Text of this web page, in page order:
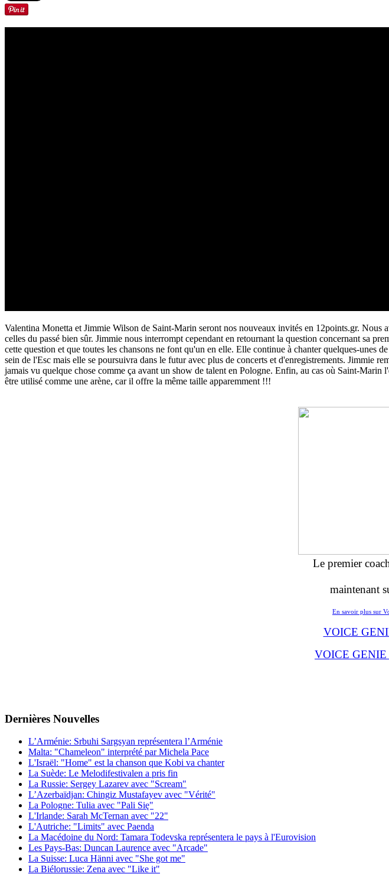
Valentina Monetta et Jimmie Wilson de Saint-Marin seront nos nouveaux invités en 12points.gr. Nous
celles du passé bien sûr. Jimmie nous interrompt cependant en retournant la question concernant sa
cette question et que toutes les chansons ne font qu'un en elle. Elle continue à chanter quelques-unes
sein de l'Esc mais elle se poursuivra dans le futur avec plus de concerts et d'enregistrements. Jimmie
jamais vu quelque chose comme ça avant un show de talent en Pologne. Enfin, au cas où Saint-
être utilisé comme une arène, car il offre la même taille apparemment !!!
Le premier
maintenant
En savoir plus sur
VOICE
VOICE
Dernières Νouvelles
L’Arménie: Srbuhi Sargsyan représentera l’Arménie
Malta: "Chameleon" interprété par Michela Pace
L'Israël: "Home" est la chanson que Kobi va chanter
La Suède: Le Melodifestivalen a pris fin
La Russie: Sergey Lazarev avec "Scream"
L’Azerbaïdjan: Chingiz Mustafayev avec "Vérité"
La Pologne: Tulia avec "Pali Się"
L'Irlande: Sarah McTernan avec "22"
L'Autriche: "Limits" avec Paenda
La Macédoine du Nord: Tamara Todevska représentera le pays à l'Eurovision
Les Pays-Bas: Duncan Laurence avec "Arcade"
La Suisse: Luca Hänni avec "She got me"
La Biélorussie: Zena avec "Like it"